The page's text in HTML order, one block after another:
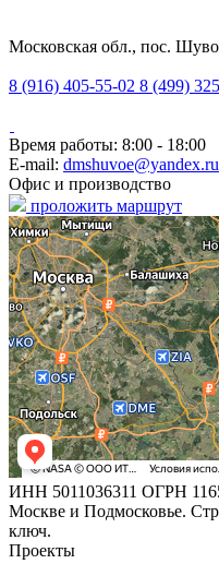
Московская обл., пос.
8 (916) 405-55-02 8 (499)
Время работы: 8:00 - 18:00
E-mail: dmshuvoe@yandex.ru
Офис и производство
проложить маршрут
ИНН 5011036311 ОГРН
Москве и Подмосковье.
ключ.
Проекты